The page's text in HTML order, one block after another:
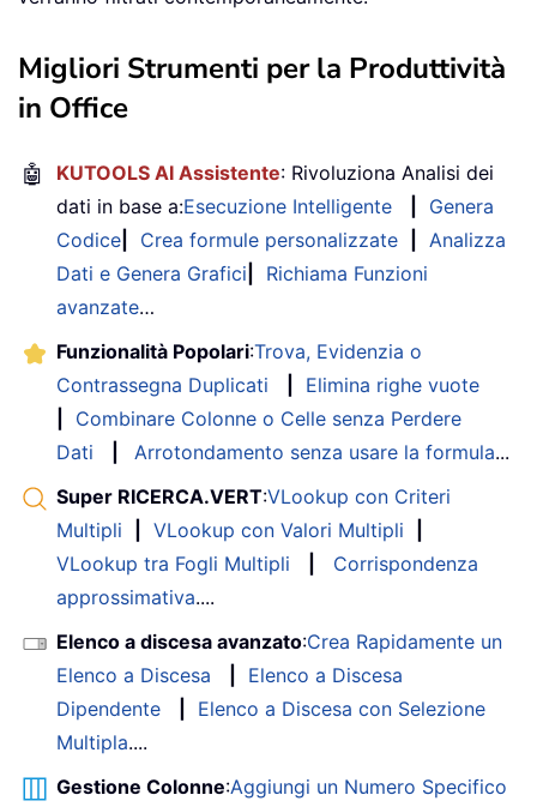
Migliori Strumenti per la Produttività
in Office
🤖 KUTOOLS AI Assistente: Rivoluziona Analisi dei
dati in base a:Esecuzione Intelligente
Genera
Codice
Crea formule personalizzate
Analizza
Dati e Genera Grafici
Richiama Funzioni
avanzate…
Funzionalità Popolari:Trova, Evidenzia o
Contrassegna Duplicati
Elimina righe vuote
Combinare Colonne o Celle senza Perdere
Dati
Arrotondamento senza usare la formula...
Super RICERCA.VERT:VLookup con Criteri
Multipli
VLookup con Valori Multipli
VLookup tra Fogli Multipli
Corrispondenza
approssimativa....
Elenco a discesa avanzato:Crea Rapidamente un
Elenco a Discesa
Elenco a Discesa
Dipendente
Elenco a Discesa con Selezione
Multipla....
Gestione Colonne:Aggiungi un Numero Specifico